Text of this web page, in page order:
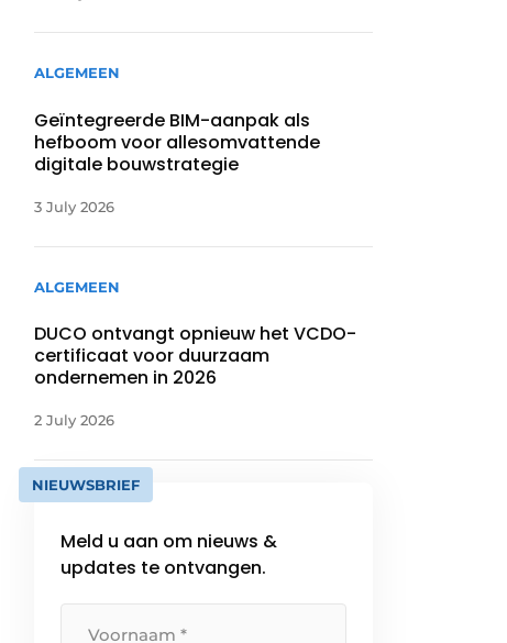
ALGEMEEN
Geïntegreerde BIM-aanpak als
hefboom voor allesomvattende
digitale bouwstrategie
3 July 2026
ALGEMEEN
DUCO ontvangt opnieuw het VCDO-
certificaat voor duurzaam
ondernemen in 2026
2 July 2026
NIEUWSBRIEF
Meld u aan om nieuws &
updates te ontvangen.